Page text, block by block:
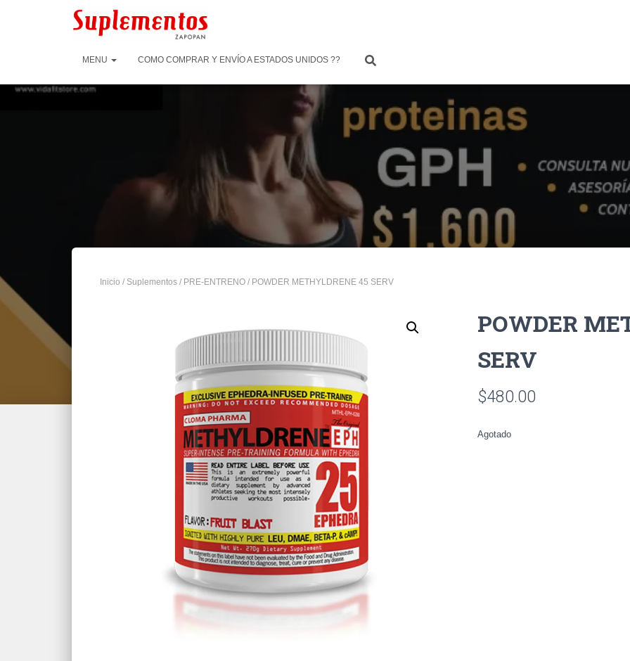
MENU COMO COMPRAR Y ENVÍO A ESTADOS UNIDOS ??
Inicio / Suplementos / PRE-ENTRENO / POWDER METHYLDRENE 45 SERV
POWDER
SERV
$480.00
Agotado